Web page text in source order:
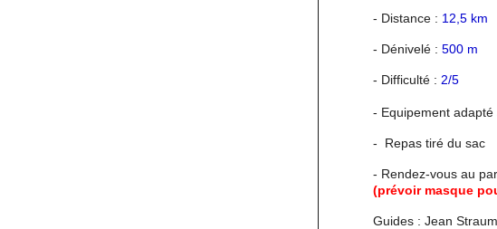
- Distance : 12,5 km
- Dénivelé : 500 m
- Difficulté : 2/5
- Equipement adapté
- Repas tiré du sac
- Rendez-vous au
(prévoir masque
Guides : Jean